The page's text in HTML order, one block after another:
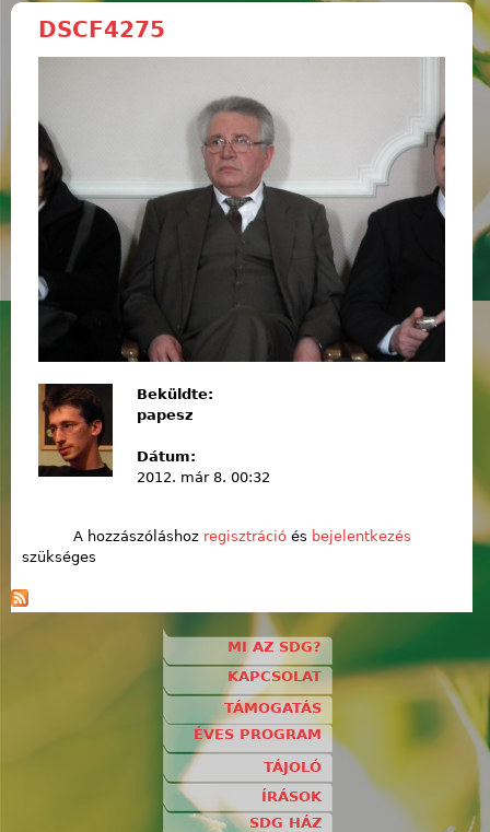
DSCF4275
Beküldte:
papesz
Dátum:
2012. már 8. 00:32
A hozzászóláshoz regisztrációés bejelentkezés
szükséges
MI AZ SDG?
KAPCSOLAT
TÁMOGATÁS
ÉVES PROGRAM
TÁJOLÓ
ÍRÁSOK
SDG HÁZ